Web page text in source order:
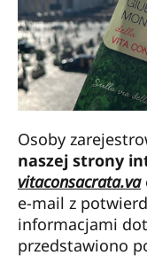
Osoby
naszej strony
vitaconsacrata.va
e-mail z
informacjami
przedstawiono